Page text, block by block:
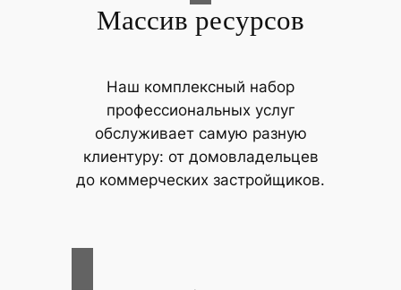
Массив ресурсов
Наш комплексный набор
профессиональных услуг
обслуживает самую разную
клиентуру: от домовладельцев
до коммерческих застройщиков.